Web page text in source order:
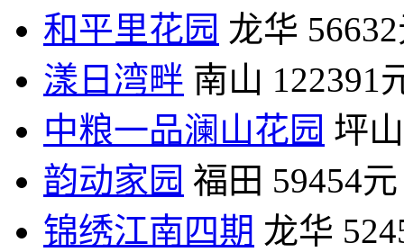
和平里花园 龙华
漾日湾畔 南山 122391
中粮一品澜山花园 坪山
韵动家园 福田 59454元
锦绣江南四期 龙华